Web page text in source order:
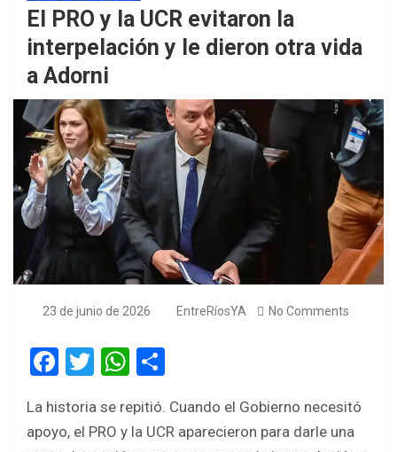
El PRO y la UCR evitaron la
interpelación y le dieron otra vida
a Adorni
23 de junio de 2026 EntreRíosYA No Comments
F
ce
T
tt
W
at ar
La historia se repitió. Cuando el Gobierno necesitó
apoyo, el PRO y la UCR aparecieron para darle una